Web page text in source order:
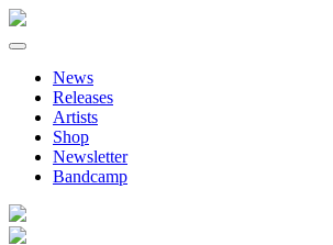
Primary
Menu
Skip
contentNews
Releases
Artists
Shop
Newsletter
Bandcamp